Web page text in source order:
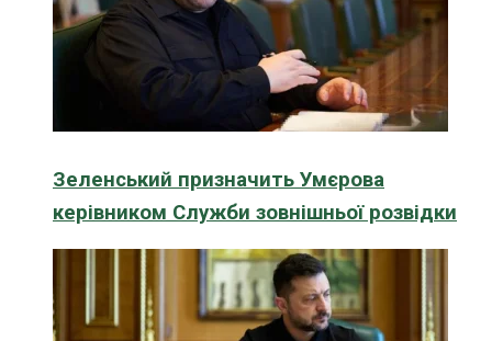
Зеленський призначить Умєрова
керівником Служби зовнішньої розвідки